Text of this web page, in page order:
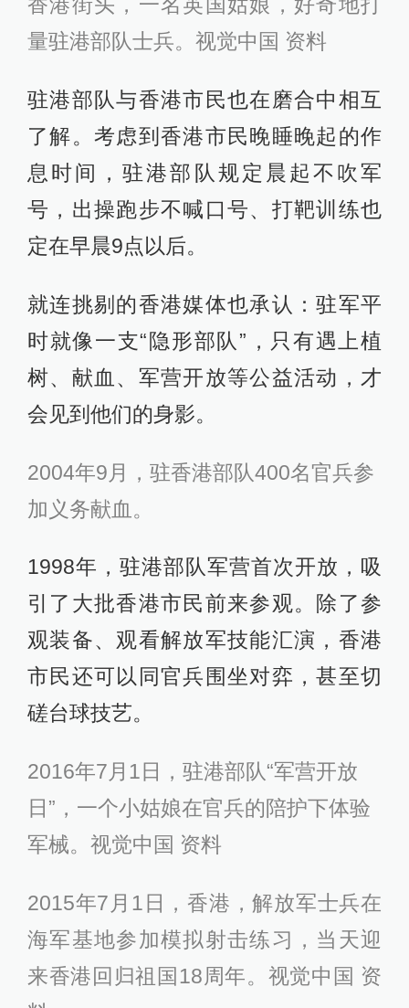
量驻港部队士兵。视觉中国 资料
驻港部队与香港市民也在磨合中相互
了解。考虑到香港市民晚睡晚起的作
息时间，驻港部队规定晨起不吹军
号，出操跑步不喊口号、打靶训练也
定在早晨9点以后。
就连挑剔的香港媒体也承认：驻军平
时就像一支“隐形部队”，只有遇上植
树、献血、军营开放等公益活动，才
会见到他们的身影。
2004年9月，驻香港部队400名官兵参
加义务献血。
1998年，驻港部队军营首次开放，吸
引了大批香港市民前来参观。除了参
观装备、观看解放军技能汇演，香港
市民还可以同官兵围坐对弈，甚至切
磋台球技艺。
2016年7月1日，驻港部队“军营开放
日”，一个小姑娘在官兵的陪护下体验
军械。视觉中国 资料
2015年7月1日，香港，解放军士兵在
海军基地参加模拟射击练习，当天迎
来香港回归祖国18周年。视觉中国 资